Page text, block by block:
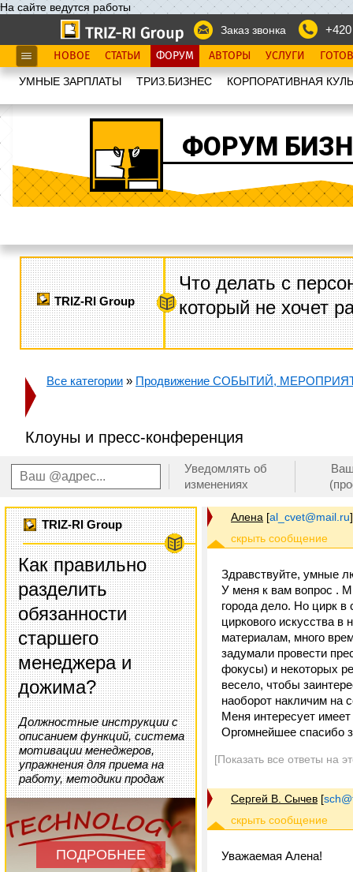
На сайте ведутся работы
Заказ звонка
НОВОЕ СТАТЬИ ФОРУМ АВТОРЫ УСЛУГИ
УМНЫЕ ЗАРПЛАТЫ ТРИЗ.БИЗНЕС КОРПОРАТИВНАЯ
ФОРУМ
TRIZ-RI Group
Что делать с
который не хочет
Все категории » Продвижение СОБЫТИЙ,
Клоуны и пресс-конференция
Уведомлять об
изменениях
TRIZ-RI Group
Как правильно
разделить
обязанности
старшего
менеджера и
дожима?
Должностные инструкции с
описанием функций, система
мотивации менеджеров,
упражнения для приема на
работу, методики продаж
ПОДРОБНЕЕ
Алена [al_cvet@mail.ru]
Здравствуйте, умные
У меня к вам вопрос .
города дело. Но цирк в
циркового искусства
материалам, много
задумали провести
фокусы) и некоторых
весело, чтобы
наоборот накличим на
Меня интересует
Оргомнейшее спасибо
[Показать все ответы на
Сергей В. Сычев [
Уважаемая Алена!